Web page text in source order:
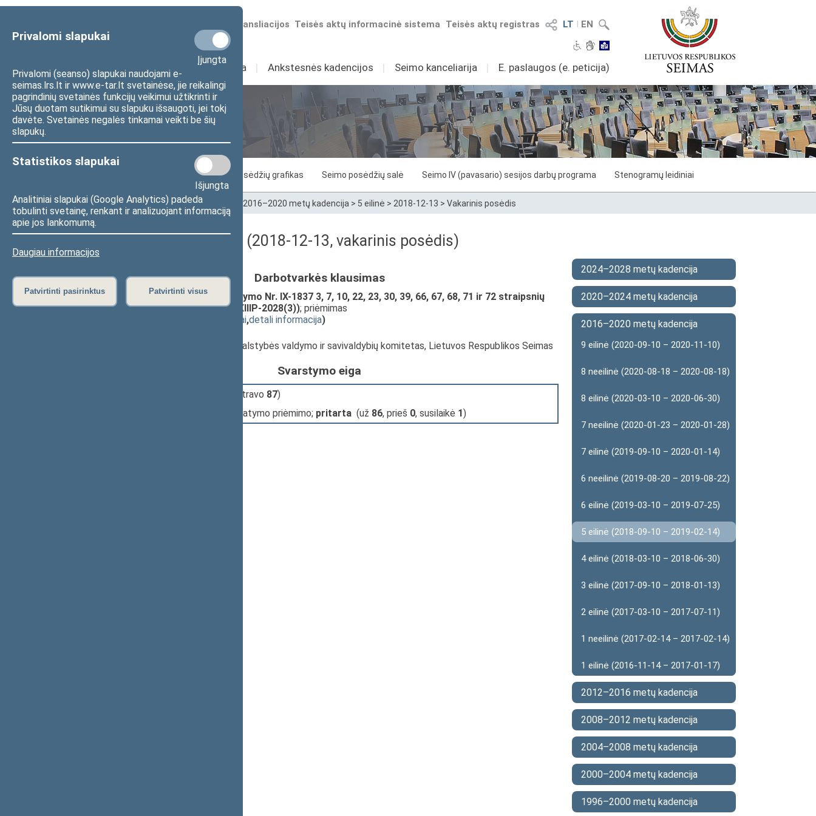
Privalomi slapukai
Įjungta
Privalomi (seanso) slapukai naudojami e-
seimas.lrs.lt ir www.e-tar.lt svetainėse, jie reikalingi
pagrindinių svetainės funkcijų veikimui užtikrinti ir
Jūsų duotam sutikimui su slapuku išsaugoti, jei tokį
davėte. Svetainės negalės tinkamai veikti be šių
slapukų.
Statistikos slapukai
Išjungta
Analitiniai slapukai (Google Analytics) padeda
tobulinti svetainę, renkant ir analizuojant informaciją
apie jos lankomumą.
Daugiau informacijos
Patvirtinti pasirinktus Patvirtinti visus
LT I EN
Teisės aktų registras
Teisės aktų informacinė sistema
Numatomos transliacijos
Sudėtis Veikla I Ankstesnės kadencijos I Seimo kanceliarija I E. paslaugos (e. peticija)
Seimo posėdžiai
Posėdžiai Posėdžių grafikas Seimo posėdžių salė Seimo IV (pavasario) sesijos darbų programa Stenogramų leidiniai
Pradžia>Seimo posėdžiai>Kadencijos 2016–2020 metų kadencija > 5 eilinė > 2018-12-13 > Vakarinis posėdis
Darbotvarkės klausimas (2018-12-13, vakarinis posėdis)
Darbotvarkės klausimas
Rinkimų į Europos Parlamentą įstatymo Nr. IX-1837 3, 7, 10, 22, 23, 30, 39, 66, 67, 68, 71 ir 72 straipsnių
pakeitimo įstatymo projektas (Nr. XIIIP-2028(3)); priėmimas
susiję dokumentai,detali informacija)
, Komiteto narys, Valstybės valdymo ir savivaldybių komitetas, Lietuvos Respublikos Seimas
Svarstymo eiga
(užsiregistravo 87)
dėl šio įstatymo priėmimo; pritarta (už 86, prieš 0, susilaikė 1)
2024–2028 metų kadencija
2020–2024 metų kadencija
2016–2020 metų kadencija
9 eilinė (2020-09-10 – 2020-11-10)
8 neeilinė (2020-08-18 – 2020-08-18)
8 eilinė (2020-03-10 – 2020-06-30)
7 neeilinė (2020-01-23 – 2020-01-28)
7 eilinė (2019-09-10 – 2020-01-14)
6 neeilinė (2019-08-20 – 2019-08-22)
6 eilinė (2019-03-10 – 2019-07-25)
5 eilinė (2018-09-10 – 2019-02-14)
4 eilinė (2018-03-10 – 2018-06-30)
3 eilinė (2017-09-10 – 2018-01-13)
2 eilinė (2017-03-10 – 2017-07-11)
1 neeilinė (2017-02-14 – 2017-02-14)
1 eilinė (2016-11-14 – 2017-01-17)
2012–2016 metų kadencija
2008–2012 metų kadencija
2004–2008 metų kadencija
2000–2004 metų kadencija
1996–2000 metų kadencija